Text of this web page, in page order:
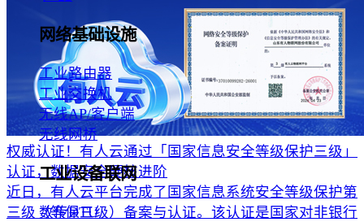
网络基础设施
工业路由器
工业交换机
无线AP/客户端
无线网桥
工业设备联网
数传DTU
权威认证！有人云通过「国家信息安全等级保护三级」
认证，数据安全硬核进阶
近日，有人云平台完成了国家信息系统安全等级保护第
三级（等保三级）备案与认证。该认证是国家对非银行